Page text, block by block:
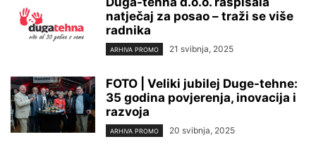
natječaj za posao – traži se više
radnika
ARHIVA PROMO 21 svibnja, 2025
FOTO | Veliki jubilej Duge-tehne:
35 godina povjerenja, inovacija i
razvoja
ARHIVA PROMO 20 svibnja, 2025